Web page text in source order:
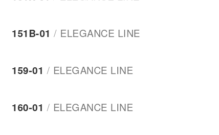
151Β-01 / ELEGANCE LINE
159-01 / ELEGANCE LINE
160-01 / ELEGANCE LINE